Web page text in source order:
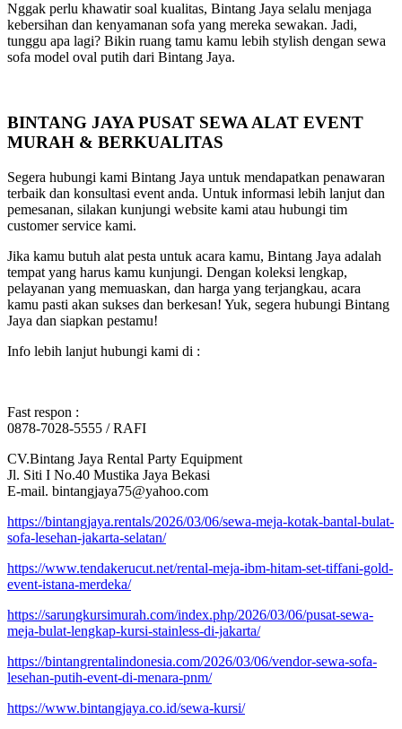
Nggak perlu khawatir soal kualitas, Bintang Jaya selalu menjaga
kebersihan dan kenyamanan sofa yang mereka sewakan. Jadi,
tunggu apa lagi? Bikin ruang tamu kamu lebih stylish dengan sewa
sofa model oval putih dari Bintang Jaya.
BINTANG JAYA PUSAT SEWA ALAT EVENT
MURAH & BERKUALITAS
Segera hubungi kami Bintang Jaya untuk mendapatkan penawaran
terbaik dan konsultasi event anda. Untuk informasi lebih lanjut dan
pemesanan, silakan kunjungi website kami atau hubungi tim
customer service kami.
Jika kamu butuh alat pesta untuk acara kamu, Bintang Jaya adalah
tempat yang harus kamu kunjungi. Dengan koleksi lengkap,
pelayanan yang memuaskan, dan harga yang terjangkau, acara
kamu pasti akan sukses dan berkesan! Yuk, segera hubungi Bintang
Jaya dan siapkan pestamu!
Info lebih lanjut hubungi kami di :
Fast respon :
0878-7028-5555 / RAFI
CV.Bintang Jaya Rental Party Equipment
Jl. Siti I No.40 Mustika Jaya Bekasi
E-mail. bintangjaya75@yahoo.com
https://bintangjaya.rentals/2026/03/06/sewa-meja-kotak-bantal-bulat-
sofa-lesehan-jakarta-selatan/
https://www.tendakerucut.net/rental-meja-ibm-hitam-set-tiffani-gold-
event-istana-merdeka/
https://sarungkursimurah.com/index.php/2026/03/06/pusat-sewa-
meja-bulat-lengkap-kursi-stainless-di-jakarta/
https://bintangrentalindonesia.com/2026/03/06/vendor-sewa-sofa-
lesehan-putih-event-di-menara-pnm/
https://www.bintangjaya.co.id/sewa-kursi/